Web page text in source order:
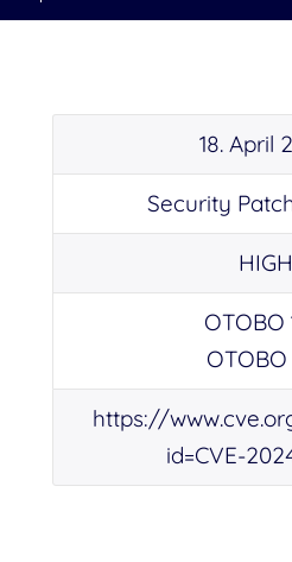
18. April
Security
HIGH
OTOBO
OTOBO
https://
id=CVE-